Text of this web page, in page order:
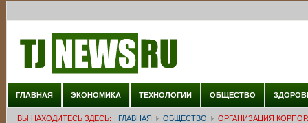
ГЛАВНАЯ ЭКОНОМИКА ТЕХНОЛОГИИ ОБЩЕСТВО
ВЫ НАХОДИТЕСЬ ЗДЕСЬ: ГЛАВНАЯ ОБЩЕСТВО ОРГАНИЗАЦИЯ